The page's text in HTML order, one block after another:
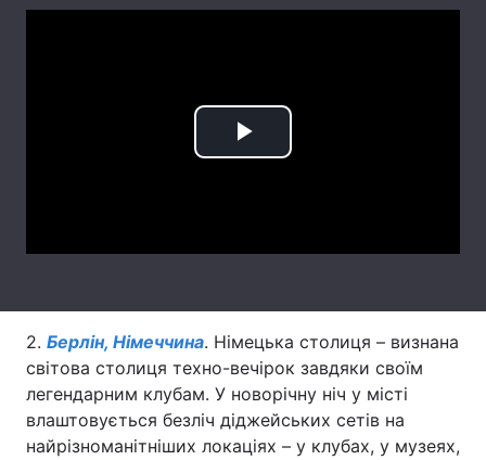
Тема оформлення
Play
2. Берлін, Німеччина. Німецька столиця – визнана
світова столиця техно-вечірок завдяки своїм
легендарним клубам. У новорічну ніч у місті
влаштовується безліч діджейських сетів на
найрізноманітніших локаціях – у клубах, у музеях,